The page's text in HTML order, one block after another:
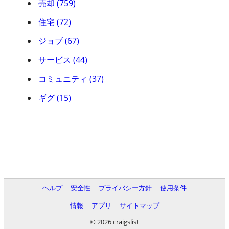
売却 (759)
住宅 (72)
ジョブ (67)
サービス (44)
コミュニティ (37)
ギグ (15)
ヘルプ 安全性 プライバシー方針
使用条件
情報
アプリ
サイトマップ
© 2026 craigslist